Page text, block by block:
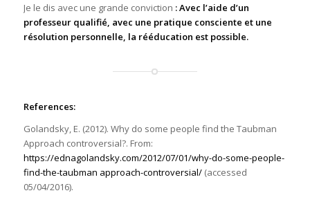
Je le dis avec une grande conviction : Avec l’aide d’un
professeur qualifié, avec une pratique consciente et une
résolution personnelle, la rééducation est possible.
References:
Golandsky, E. (2012). Why do some people find the Taubman
Approach controversial?. From:
https://ednagolandsky.com/2012/07/01/why-do-some-people-
find-the-taubman approach-controversial/(accessed
05/04/2016).